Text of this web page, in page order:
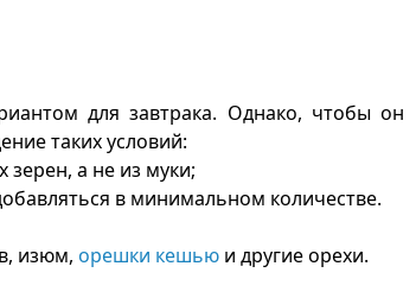
для завтрака. Однако, чтобы он
таких условий:
а не из муки;
в минимальном количестве.
изюм, орешки кешьюи другие орехи.